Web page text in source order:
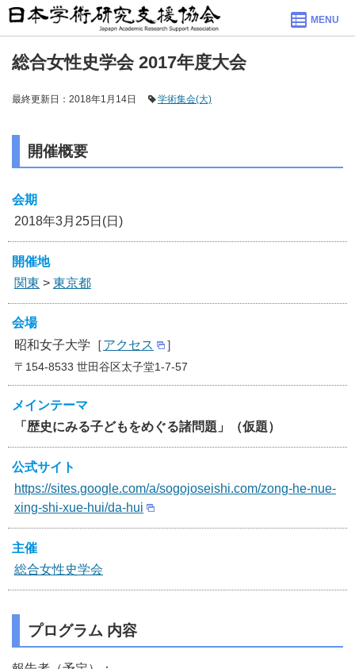
MENU
総合女性史学会 2017年度大会
最終更新日：2018年1月14日 学術集会(大)
開催概要
会期
2018年3月25日(日)
開催地
関東 > 東京都
会場
昭和女子大学［アクセス ］
〒154-8533 世田谷区太子堂1-7-57
メインテーマ
「歴史にみる子どもをめぐる諸問題」（仮題）
公式サイト
https://sites.google.com/a/sogojoseishi.com/zong-he-nue-
xing-shi-xue-hui/da-hui
主催
総合女性史学会
プログラム 内容